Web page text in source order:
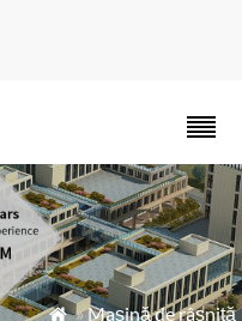
 »Mașină de râșniță